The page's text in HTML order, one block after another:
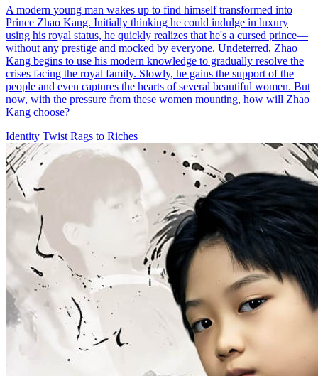
A modern young man wakes up to find himself transformed into
Prince Zhao Kang. Initially thinking he could indulge in luxury
using his royal status, he quickly realizes that he's a cursed prince—
without any prestige and mocked by everyone. Undeterred, Zhao
Kang begins to use his modern knowledge to gradually resolve the
crises facing the royal family. Slowly, he gains the support of the
people and even captures the hearts of several beautiful women. But
now, with the pressure from these women mounting, how will Zhao
Kang choose?
Identity Twist Rags to Riches